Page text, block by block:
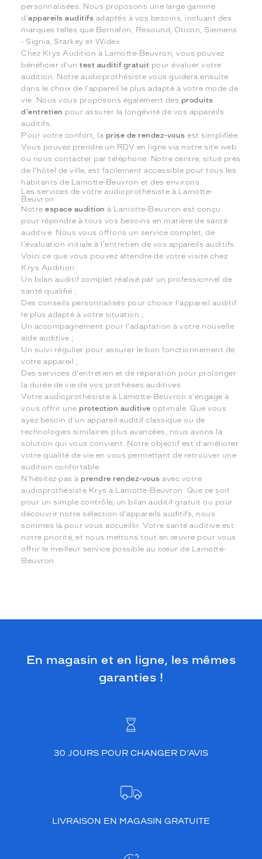
personnalisées. Nous proposons une large gamme
d'appareils auditifs adaptés à vos besoins, incluant des
marques telles que Bernafon, Resound, Oticon, Siemens
- Signia, Starkey et Widex.
Chez Krys Audition à Lamotte-Beuvron, vous pouvez
bénéficier d'untest auditif gratuit pour évaluer votre
audition. Notre audioprothésiste vous guidera ensuite
dans le choix de l'appareil le plus adapté à votre mode de
vie. Nous vous proposons également des produits
d'entretien pour assurer la longévité de vos appareils
auditifs.
Pour votre confort, la prise de rendez-vous est simplifiée.
Vous pouvez prendre un RDV en ligne via notre site web
ou nous contacter par téléphone. Notre centre, situé près
de l'hôtel de ville, est facilement accessible pour tous les
habitants de Lamotte-Beuvron et des environs.
Les services de votre audioprothésiste à Lamotte-
Beuvron
Notreespace audition à Lamotte-Beuvron est conçu
pour répondre à tous vos besoins en matière de santé
auditive. Nous vous offrons un service complet, de
l'évaluation initiale à l'entretien de vos appareils auditifs.
Voici ce que vous pouvez attendre de votre visite chez
Krys Audition :
Un bilan auditif complet réalisé par un professionnel de
santé qualifié ;
Des conseils personnalisés pour choisir l'appareil auditif
le plus adapté à votre situation ;
Un accompagnement pour l'adaptation à votre nouvelle
aide auditive ;
Un suivi régulier pour assurer le bon fonctionnement de
votre appareil ;
Des services d'entretien et de réparation pour prolonger
la durée de vie de vos prothèses auditives.
Votre audioprothésiste à Lamotte-Beuvron s'engage à
vous offrir une protection auditive optimale. Que vous
ayez besoin d'un appareil auditif classique ou de
technologies similaires plus avancées, nous avons la
solution qui vous convient. Notre objectif est d'améliorer
votre qualité de vie en vous permettant de retrouver une
audition confortable.
N'hésitez pas à prendre rendez-vous avec votre
audioprothésiste Krys à Lamotte-Beuvron. Que ce soit
pour un simple contrôle, un bilan auditif gratuit ou pour
découvrir notre sélection d'appareils auditifs, nous
sommes là pour vous accueillir. Votre santé auditive est
notre priorité, et nous mettons tout en œuvre pour vous
offrir le meilleur service possible au cœur de Lamotte-
Beuvron.
En magasin et en ligne, les mêmes
garanties !
30 JOURS POUR CHANGER D’AVIS
LIVRAISON EN MAGASIN GRATUITE